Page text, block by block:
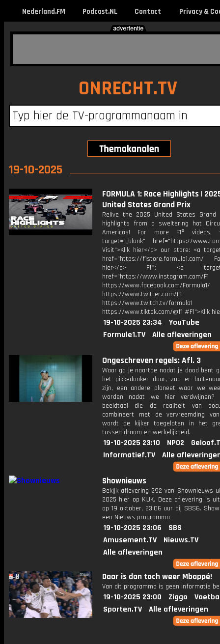
Nederland.FM Podcast.NL Contact Privacy &
ONRECHT.TV
19-10-2025
FORMULA 1: Race Highlights |
United States Grand Prix
Relive the 2025 United States
highlights from a sweltering hot
Americas! For more F1® videos,
target="_blank" href="https://
Visit">Klik hier</a> our store: <a
href="https://f1store.formula1.com/
hier</a> F1®: <a
href="https://www.instagram.com/F1
https://www.facebook.com/Formula1/
https://www.twitter.com/F1
https://www.twitch.tv/formula1
https://www.tiktok.com/@f1 #F1">Klik
19-10-2025 23:34
YouTube
Formule1.TV
Alle afleveringen
Ongeschreven regels: Afl. 3
Waar ga je naartoe nadat je dood bent
het pikkedonker daar, zou er
zijn, een andere planeet waar we
worden nadat we hier verdwijnen?
beeldtaal die de realiteit van
combineert met de vervreemding
wordt de kijker toegelaten in het
tussen droom en werkelijkheid.
19-10-2025 23:10 NPO2
Informatief.TV
Alle
Shownieuws
Bekijk aflevering 292 van Shownieuws
2025 hier op KIJK. Deze aflevering is
op 19 oktober, 23:06 uur bij SBS6.
een Nieuws programma
19-10-2025 23:06
SBS
Amusement.TV
Nieuws.TV
Alle afleveringen
Daar is dan toch weer Mbappé!
Van dit programma is geen informatie
19-10-2025 23:00 Ziggo
Sporten.TV
Alle afleveringen